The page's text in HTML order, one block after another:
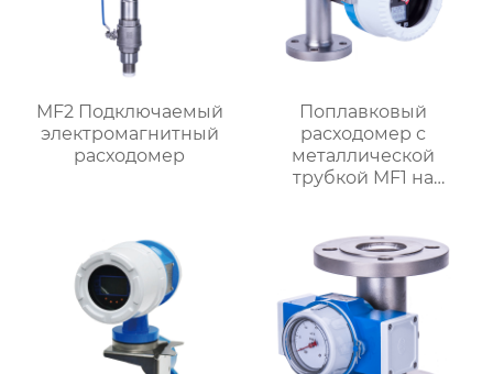
MF2 Подключаемый
электромагнитный
расходомер
Поплавковый
расходомер с
металлической
трубкой MF1 на